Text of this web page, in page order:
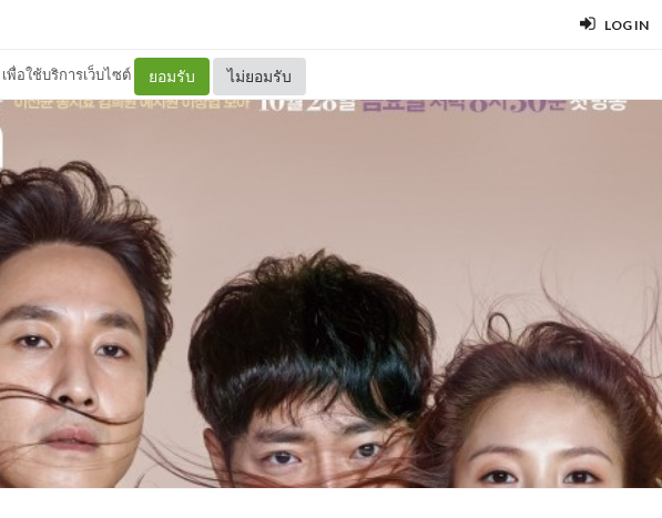
LOG IN
เพื่อใช้บริการเว็บไซต์ ยอมรับ ไม่ยอมรับ